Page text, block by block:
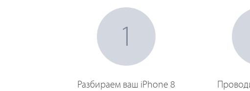
1
Разбираем ваш iPhone 8